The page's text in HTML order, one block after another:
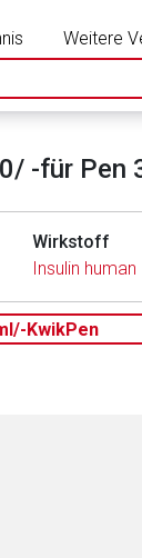
Weitere
-für Pen
Wirkstoff
Insulin human
KwikPen